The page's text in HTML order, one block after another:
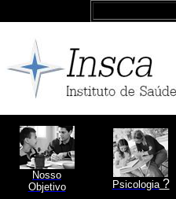
Nosso
Objetivo
Psicologia?